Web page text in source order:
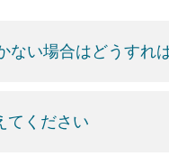
ない場合はどうすれ
てください